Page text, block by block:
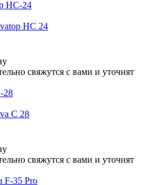
HC 24
свяжутся с вами и уточнят
C 28
свяжутся с вами и уточнят